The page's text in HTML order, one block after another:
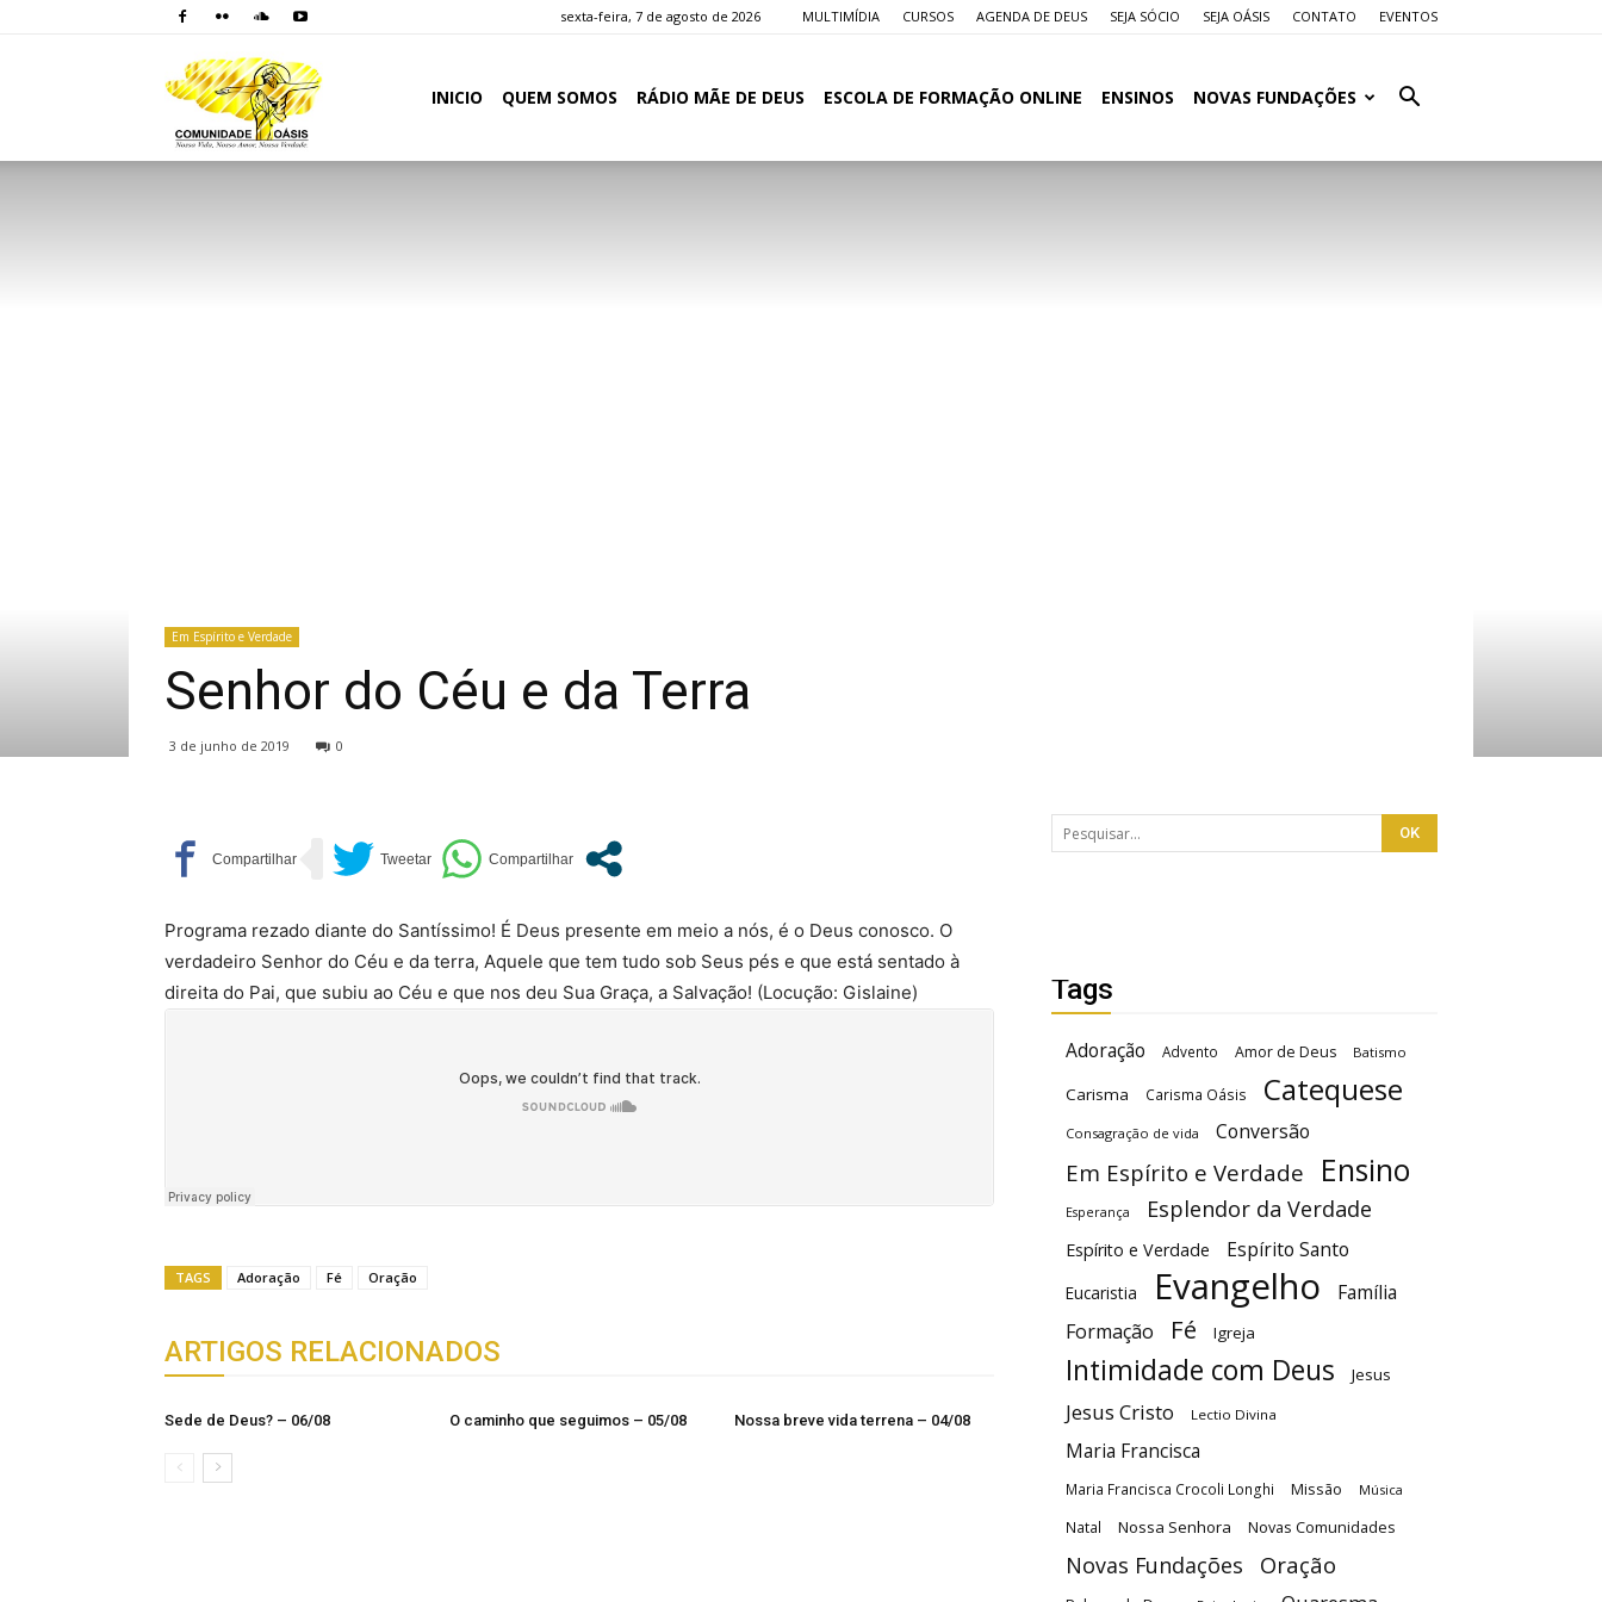
sexta-feira, 7 de agosto de 2026 MULTIMÍDIA CURSOS AGENDA DE DEUS SEJA SÓCIO SEJA OÁSIS CONTATO EVENTOS
INICIO QUEM SOMOS RÁDIO MÃE DE DEUS ESCOLA DE FORMAÇÃO ONLINE ENSINOS NOVAS FUNDAÇÕES
Em Espírito e Verdade
Senhor do Céu e da Terra
3 de junho de 2019 0
Programa rezado diante do Santíssimo! É Deus presente em meio a nós, é o Deus conosco. O
verdadeiro Senhor do Céu e da terra, Aquele que tem tudo sob Seus pés e que está sentado à
direita do Pai, que subiu ao Céu e que nos deu Sua Graça, a Salvação! (Locução: Gislaine)
TAGS Adoração Fé Oração
ARTIGOS RELACIONADOS
Sede de Deus? – 06/08 O caminho que seguimos – 05/08 Nossa breve vida terrena – 04/08
Tags
Adoração Advento Amor de Deus Batismo
Carisma Carisma Oásis Catequese
Consagração de vida Conversão
Em Espírito e Verdade Ensino
Esperança Esplendor da Verdade
Espírito e Verdade Espírito Santo
Eucaristia Evangelho
Família
Formação
Fé Igreja
Intimidade com Deus Jesus
Jesus Cristo Lectio Divina
Maria Francisca
Maria Francisca Crocoli Longhi Missão Música
Natal Nossa Senhora Novas Comunidades
Novas Fundações Oração